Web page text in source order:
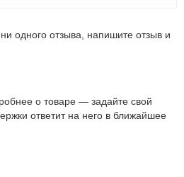
одного отзыва, напишите отзыв и
о товаре — задайте свой
ответит на него в ближайшее